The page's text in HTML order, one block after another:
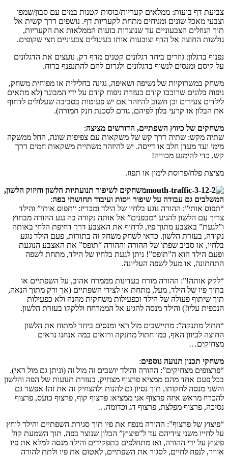
צביעת דף בועות: ממלאים קעריות/כוסות קטנות במים עם סבון/שמפו
וצבעי מאכל שונים ומניחים מתחת לקעריות דף. נושפים דרך קשית אל
תוך הנוזלים הצבעוניים עד שנוצרות בועות הממלאות את הקעריות,
גולשות החוצה אל הדף וצובעות אותו בעיגולים צבעוניים חצי שקופים.
נפנוף בדגלון: גוזרים ביחד דגלונים קטנים מדף דק, נועצים את הדגלונים
על קיסם ומנסים לנשוף בדגלונים ולגרום להם להתנפנף ברוח.
משחק במשרוקיות של נשיפה ושאיפה, נגינה בחלילית או מפוחית משחק,
ניפוח בלונים שרוככו קודם בעזרת ניפוח קודם על ידי המבוגר (לא מתאים
לילדים צעירים וכן חשוב להיזהר אם יש פעוטות בסביבה שעלולים לדחוף
את הבלון או קרעי בלון לפיהם, גורם לסכנת חנק חמורה).
משחקים של כיווץ השפתיים, הדורשים מציצה:
שתיה מקש: שתיה דרך קש של משקאות עם צפיפות שונה, החל ממשקה
מימי ועד מעדן חלב או דייסה. יש להיזהר משתיית משקאות חמים דרך
קש, כדי להימנע מכוויה!
מציצת פלח/פרוסת לימון או תפוז.
משחקים לשיפור תנועתיות הלשון וחיזוק הלשון,
המשלבים גם עבודה על שיפור ויסות ועיבוד תחושתי בפה:
“תפוס אותי”: ההורה נוגע בלחיו של הילד ומכריז: “תפוס אותי” והילד
צריך עם הלשון להגיע “מבפנים” אל אותה נקודה בה נגע ההורה מבחוץ
ו”לגעת” באצבע מתוך פיו, לדחוף את האצבע דרך דחיפת הלחי באותה
נקודה, בעזרת הלשון. כדאי לשחק משחק זה בתורות, פעם הילד נוגע
בלחיו, או סביב שפתו של ההורה וההורה “תופס” את האצבע הנוגעת
ופעם הילד הוא ה”תופס”! ניתן לגעת בלחיו של הילד, מתחת לשפה
התחתונה, או מעל לשפה העליונה.
“לקק אותה!”: ההורה מורח בעדינות מממרח אהוב, על השפתיים או
בתוך פיו של הילד, מעל, מתחת או לצידי השפתיים (אך ורק מתוך הנאה,
תוך שיתוף פעולה של הילד וכפעילות משחקית מהנה ולא כפעילות
הנכפית עליו!) והילד מנסה להגיע אל הממרחח וללקקו בעזרת הלשון.
“חתול מתנקה”: מתיישבים מול ראי ומנסים ביחד למתוח את הלשון
החוצה לכיוון האף, כמו חתול מתנקה ורואים כמה אנחנו נראים
מצחיקים…
משחקי תכנון תנועה נוספים:
“פרצופים מצחיקים”: ההורה והילד יושבים זה מול זה (וניתן גם מול ראי).
בכל פעם אחד מהם ממציא פרצוף מצחיק, בעזרת תנועות של הפה והלשון
והשני מנסה לחקותו, תוך נסיון גם להנות ולהצחיק זה את זה! אפשר גם
להכריז מראש איזה פרצוף אני ממציא: פרצוף קוף, פרצוף כועס, פרצוף
נסיכה, פרצוף מפלצת, פרצוף דג וכדומה…
“פיצוץ של פרצוף”: ההורה מנפח את פיו תוך סגירת השפתיים והילד לוחץ
על לחייו משני צידיהם עד ל”פיצוץ” הבלון שנוצר בפה, תוך השמעת קול
פיצוץ על ידי ההורה, ואז מתחלפים בתפקידים והילד מנסה למלא את פיו
אוויר, לנפח לחיים, לסגור את השפתיים, לאטום את פיו ולתת להורה